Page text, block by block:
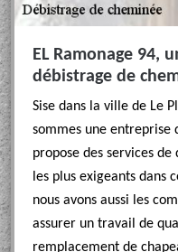
EL Ramonage 94,
débistrage de
Sise dans la ville de Le
sommes une entreprise
propose des services
les plus exigeants dans
nous avons aussi les
assurer un travail de
remplacement de